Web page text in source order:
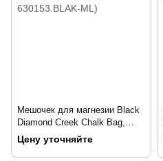
Мешочек для магнезии Black
Diamond Creek Chalk Bag,
Black, M/L (BD 630153.BLAK-
ML)
Цену уточняйте